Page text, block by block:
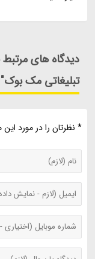
دیدگاه های مرتبط
تبلیغاتی مک بوک"
* نظرتان را در مورد این